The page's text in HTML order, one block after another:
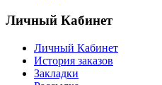
Личный Кабинет
Личный Кабинет
История заказов
Закладки